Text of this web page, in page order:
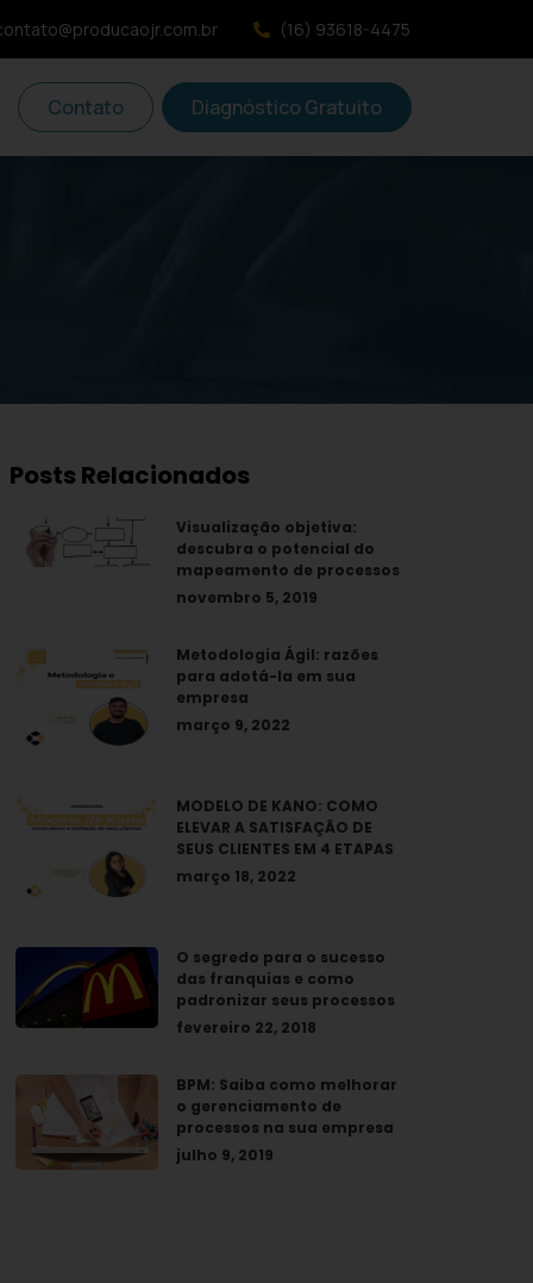
(16) 93618-4475
Contato Diagnóstico Gratuito
Posts Relacionados
Visualização objetiva:
descubra o potencial do
mapeamento de processos
novembro 5, 2019
Metodologia Ágil: razões
para adotá-la em sua
empresa
março 9, 2022
MODELO DE KANO: COMO
ELEVAR A SATISFAÇÃO DE
SEUS CLIENTES EM 4 ETAPAS
março 18, 2022
O segredo para o sucesso
das franquias e como
padronizar seus processos
fevereiro 22, 2018
BPM: Saiba como melhorar
o gerenciamento de
processos na sua empresa
julho 9, 2019